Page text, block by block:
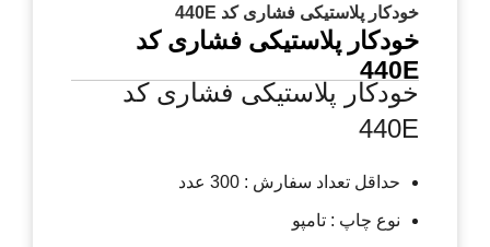
خودکار پلاستیکی فشاری کد 440E
خودکار پلاستیکی فشاری کد
440E
خودکار پلاستیکی فشاری کد
440E
حداقل تعداد سفارش : 300 عدد
نوع چاپ : تامپو